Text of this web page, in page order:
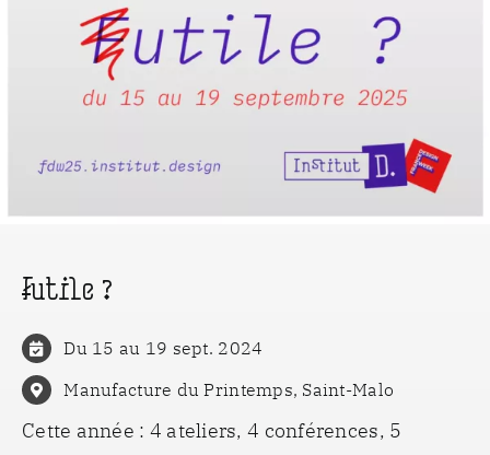
Futile ?
Du 15 au 19 sept. 2024
Manufacture du Printemps, Saint-Malo
Cette année : 4 ateliers, 4 conférences, 5